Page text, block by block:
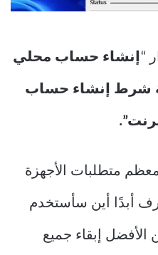
“ إنشاء حساب محلي
شرط إنشاء حساب
متطلبات الأجهزة
أبدًا أين سأستخدم
الأفضل إبقاء جميع